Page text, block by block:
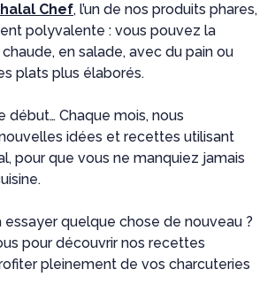
Chef, l’un de nos produits phares,
polyvalente : vous pouvez la
en salade, avec du pain ou
plats plus élaborés.
début… Chaque mois, nous
idées et recettes utilisant
pour que vous ne manquiez jamais
quelque chose de nouveau ?
pour découvrir nos recettes
pleinement de vos charcuteries